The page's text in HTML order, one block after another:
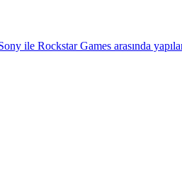
ile Rockstar Games arasında